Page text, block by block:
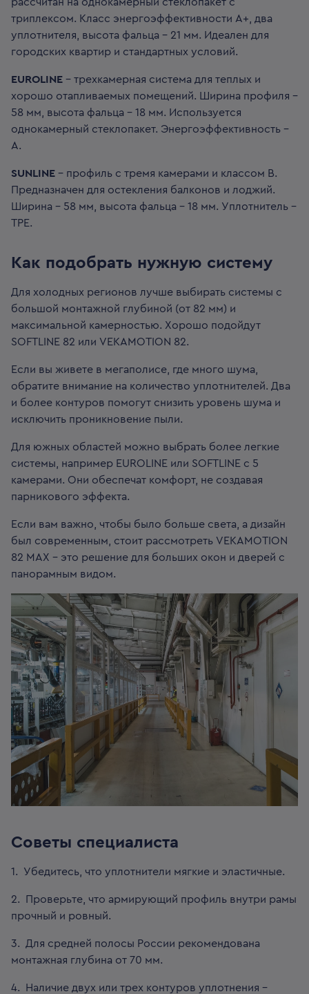
триплексом. Класс энергоэффективности A+, два
уплотнителя, высота фальца - 21 мм. Идеален для
городских квартир и стандартных условий.
EUROLINE - трехкамерная система для теплых и
хорошо отапливаемых помещений. Ширина профиля -
58 мм, высота фальца - 18 мм. Используется
однокамерный стеклопакет. Энергоэффективность -
A.
SUNLINE - профиль с тремя камерами и классом B.
Предназначен для остекления балконов и лоджий.
Ширина - 58 мм, высота фальца - 18 мм. Уплотнитель -
ТРЕ.
Как подобрать нужную систему
Для холодных регионов лучше выбирать системы с
большой монтажной глубиной (от 82 мм) и
максимальной камерностью. Хорошо подойдут
SOFTLINE 82 или VEKAMOTION 82.
Если вы живете в мегаполисе, где много шума,
обратите внимание на количество уплотнителей. Два
и более контуров помогут снизить уровень шума и
исключить проникновение пыли.
Для южных областей можно выбрать более легкие
системы, например EUROLINE или SOFTLINE с 5
камерами. Они обеспечат комфорт, не создавая
парникового эффекта.
Если вам важно, чтобы было больше света, а дизайн
был современным, стоит рассмотреть VEKAMOTION
82 MAX - это решение для больших окон и дверей с
панорамным видом.
Советы специалиста
1. Убедитесь, что уплотнители мягкие и эластичные.
2. Проверьте, что армирующий профиль внутри рамы
прочный и ровный.
3. Для средней полосы России рекомендована
монтажная глубина от 70 мм.
4. Наличие двух или трех контуров уплотнения -